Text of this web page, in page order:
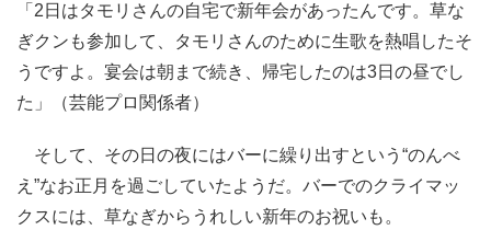
「2日はタモリさんの自宅で新年会があったんです。草な
ぎクンも参加して、タモリさんのために生歌を熱唱したそ
うですよ。宴会は朝まで続き、帰宅したのは3日の昼でし
た」（芸能プロ関係者）
そして、その日の夜にはバーに繰り出すという“のんべ
え”なお正月を過ごしていたようだ。バーでのクライマッ
クスには、草なぎからうれしい新年のお祝いも。